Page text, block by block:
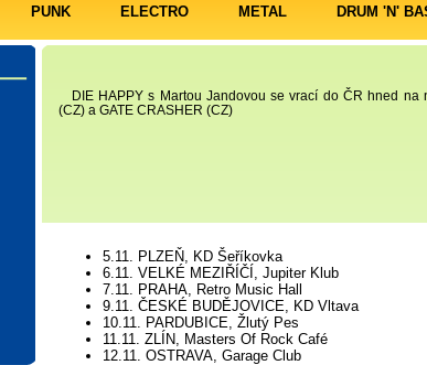
PUNK ELECTRO METAL DRUM 'N'
DIE HAPPY s Martou Jandovou se vrací do ČR hned na
(CZ) a GATE CRASHER (CZ)
5.11. PLZEŇ, KD Šeříkovka
6.11. VELKÉ MEZIŘÍČÍ, Jupiter Klub
7.11. PRAHA, Retro Music Hall
9.11. ČESKÉ BUDĚJOVICE, KD Vltava
10.11. PARDUBICE, Žlutý Pes
11.11. ZLÍN, Masters Of Rock Café
12.11. OSTRAVA, Garage Club